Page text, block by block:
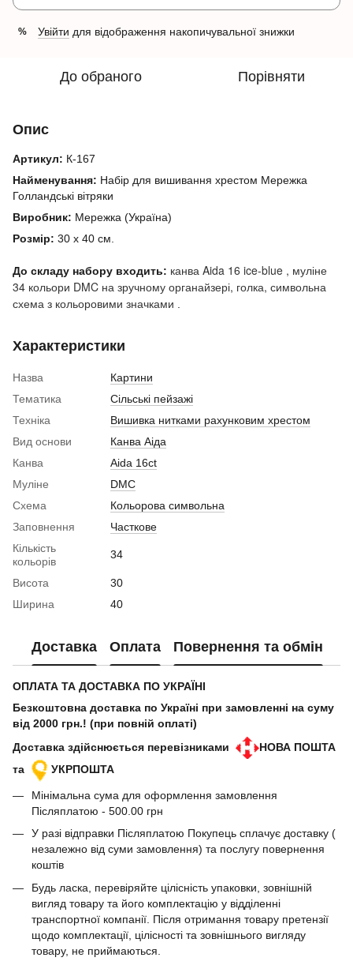
% Увійти для відображення накопичувальної знижки
До обраного Порівняти
Опис
Артикул: К-167
Найменування: Набір для вишивання хрестом Мережка
Голландські вітряки
Виробник: Мережка (Україна)
Розмір: 30 х 40 см.
До складу набору входить: канва Aida 16 ice-blue , муліне
34 кольори DMC на зручному органайзері, голка, символьна
схема з кольоровими значками
Характеристики
Назва
Картини
Тематика
Сільські пейзажі
Техніка
Вишивка нитками рахунковим хрестом
Вид основи
Канва Аіда
Канва
Aida 16ct
Муліне
DMC
Схема
Кольорова символьна
Заповнення
Часткове
Кількість
кольорів
34
Висота
30
Ширина
40
Доставка Оплата Повернення та обмін
ОПЛАТА ТА ДОСТАВКА ПО УКРАЇНІ
Безкоштовна доставка по Україні при замовленні на суму
від 2000 грн.! (при повній оплаті)
Доставка здійснюється перевізниками
НОВА ПОШТА
та
УКРПОШТА
Мінімальна сума для оформлення замовлення
Післяплатою - 500.00 грн
У разі відправки Післяплатою Покупець сплачує доставку (
незалежно від суми замовлення) та послугу повернення
коштів
Будь ласка, перевіряйте цілісність упаковки, зовнішній
вигляд товару та його комплектацію у відділенні
транспортної компанії. Після отримання товару претензії
щодо комплектації, цілісності та зовнішнього вигляду
товару, не приймаються.